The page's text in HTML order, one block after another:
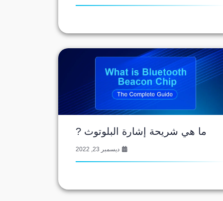
ما هي شريحة إشارة البلوتوث ?
ديسمبر 23, 2022